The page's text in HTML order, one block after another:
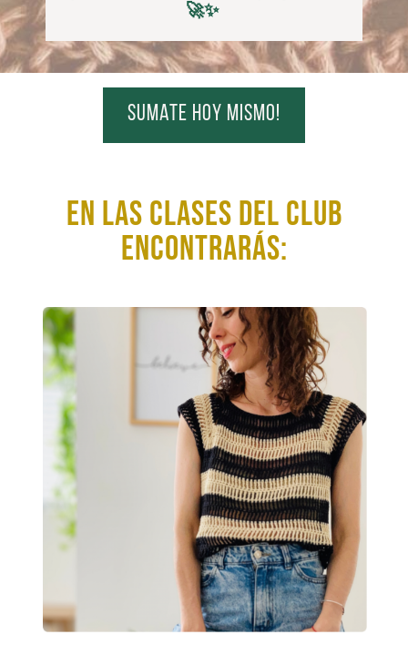
🚀✨
sumate hoy mismo!
En las clases del club
encontrarás: